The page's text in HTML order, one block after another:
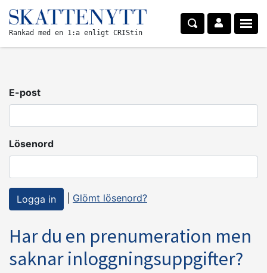
Rankad med en 1:a enligt CRIStin
E-post
Lösenord
Glömt lösenord?
Har du en prenumeration men
saknar inloggningsuppgifter?